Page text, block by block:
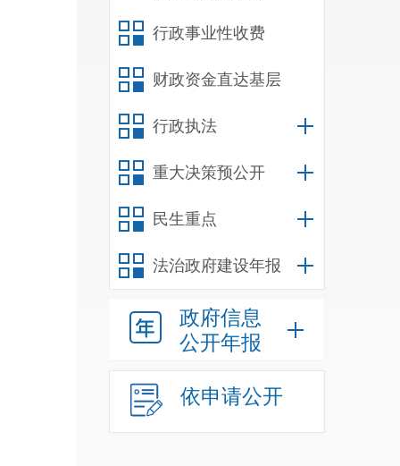
行政事业性收费
财政资金直达基层
行政执法
重大决策预公开
民生重点
法治政府建设年报
政府信息
公开年报
依申请公开